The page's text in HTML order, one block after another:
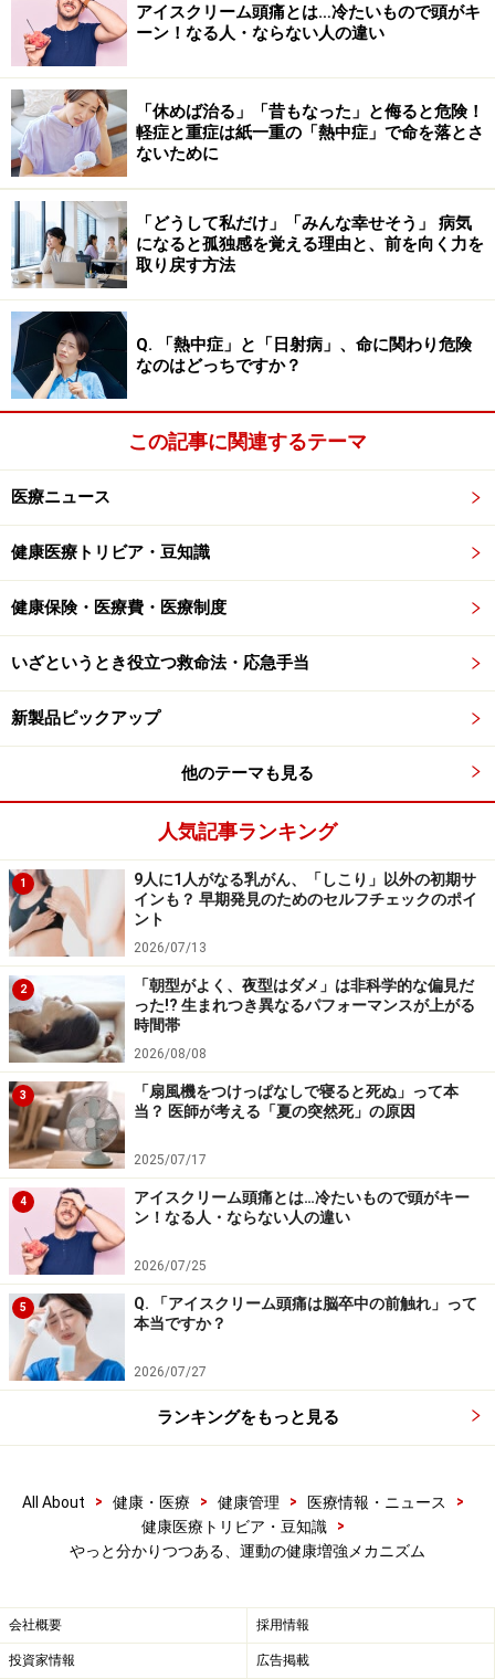
新の研究によって、アストロサイト細胞は、老化した脳
内でも適度な運動の刺激によって、Wnt（ウイント）を
増産し、その結果として神経新生機能が増すことが分か
ったということです。
2. 運動直後に筋肉から作られるマイオカイン
織の細胞に作用し脂肪を分解し、また炎症抑制や血管新
生に作用する
近年、運動器官である骨格筋から様々なサイトカインが
産生されると報告され、マイオカイン(Myokine)と命名さ
れています。マイオカインには インターロイキン6、7、
15などが含まれており、骨格筋における脂質代謝、糖代
謝、筋委縮の改善をはじめ、血管新生、肝グリコーゲン
の分解促進、骨形成促進、白色脂肪の褐色脂肪化による
エネルギー消費の促進、膵臓におけるインスリン分泌促
進など、健康増強効果に関わっていることが明らかにな
3. わずか 10 分間の軽運動でも、注意・集中、判断、計
画・行動能力などの認知機能をつかさどる脳の部位の活
動が活発になり、認知機能が高まる
（世界で初めて科学
筑波大学と中央大学理工学部の共同研究グループは、脳
の前頭前野が担う実行機能（注意・集中、判断、計画・
行動を調節する高次認知機能）が短時間の低強度運動で
も向上していることを、最新の光脳機能イメージング法
を用いて確認し、誰にでも実行しやすい軽運動に気分や
認知機能を高める効果があることを科学的に初めて裏付
けました。
これらのように、科学的なメカニズムを明らかにするこ
とで、効果的な運動スポーツの方法がより具体的に構築
できることになります。
そして科学的なアプローチと、それに基づく実証的なプ
ログラムの作成と実行は、高齢化社会における活力の維
持を行うために、必須であるものに間違いないでしょ
う。
このような活動そのものが、革新的な新たな価値となる
ことに間違いなく、今後はこの価値をいかに「現実的
＜参考資料＞
技術総合研究所 幹細胞工学研究センター）
アイスクリーム頭痛とは…冷たいもので頭がキ
ーン！なる人・ならない人の違い
「休めば治る」「昔もなった」と侮ると危険！
軽症と重症は紙一重の「熱中症」で命を落とさ
ないために
「どうして私だけ」「みんな幸せそう」 病気
になると孤独感を覚える理由と、前を向く力を
取り戻す方法
Q. 「熱中症」と「日射病」、命に関わり危険
なのはどっちですか？
この記事に関連するテーマ
医療ニュース
健康医療トリビア・豆知識
健康保険・医療費・医療制度
いざというとき役立つ救命法・応急手当
新製品ピックアップ
他のテーマも見る
人気記事ランキング
1
9人に1人がなる乳がん、「しこり」以外の初期サ
インも？ 早期発見のためのセルフチェックのポイ
ント
2026/07/13
2
「朝型がよく、夜型はダメ」は非科学的な偏見だ
った!? 生まれつき異なるパフォーマンスが上がる
時間帯
2026/08/08
3
「扇風機をつけっぱなしで寝ると死ぬ」って本
当？ 医師が考える「夏の突然死」の原因
2025/07/17
4
アイスクリーム頭痛とは…冷たいもので頭がキー
ン！なる人・ならない人の違い
2026/07/25
5
Q. 「アイスクリーム頭痛は脳卒中の前触れ」って
本当ですか？
2026/07/27
ランキングをもっと見る
All About > 健康・医療 > 健康管理 > 医療情報・ニュース
>
健康医療トリビア・豆知識
>
やっと分かりつつある、運動の健康増強メカニズム
会社概要 採用情報
投資家情報 広告掲載